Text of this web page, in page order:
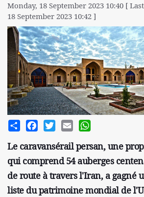
Monday, 18 September 2023 10:40 [
18 September 2023 10:42 ]
Share FacebookTwitterEmail
Le caravansérail persan, une
qui comprend 54 auberges
de route à travers l'Iran, a gagné
liste du patrimoine mondial de